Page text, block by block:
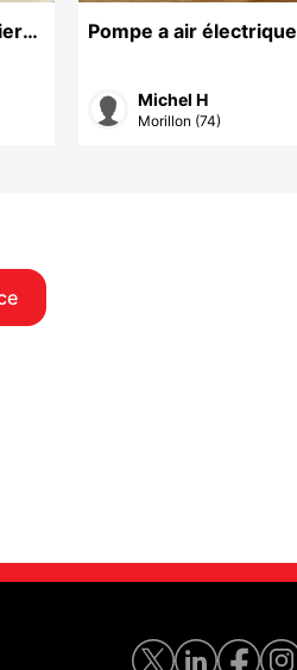
Pompe a air électrique
Michel H
Morillon (74)